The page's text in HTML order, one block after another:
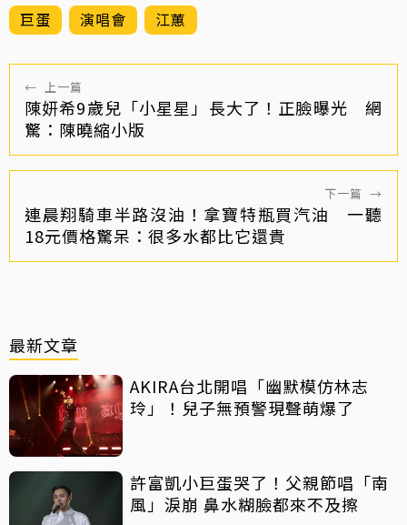
巨蛋 演唱會 江蕙
← 上一篇
陳妍希9歲兒「小星星」長大了！正臉曝光 網
驚：陳曉縮小版
下一篇 →
連晨翔騎車半路沒油！拿寶特瓶買汽油 一聽
18元價格驚呆：很多水都比它還貴
最新文章
AKIRA台北開唱「幽默模仿林志
玲」！兒子無預警現聲萌爆了
許富凱小巨蛋哭了！父親節唱「南
風」淚崩 鼻水糊臉都來不及擦